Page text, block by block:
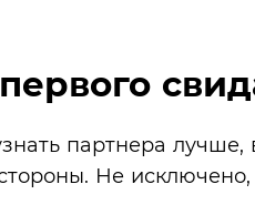
партнера лучше,
Не